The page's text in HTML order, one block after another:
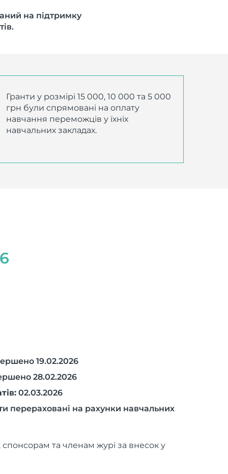
на підтримку
Гранти у розмірі 15 000, 10 000 та 5 000
грн були спрямовані на оплату
навчання переможців у їхніх
навчальних закладах.
19.02.2026
28.02.2026
02.03.2026
перераховані на рахунки навчальних
та членам журі за внесок у